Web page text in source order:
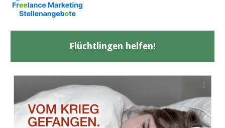
Flüchtlingen helfen!